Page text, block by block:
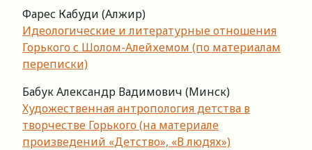
Фарес Кабуди (Алжир)
Идеологические и литературные отношения
Горького с Шолом-Алейхемом (по материалам
переписки)
Бабук Александр Вадимович (Минск)
Художественная антропология детства в
творчестве Горького (на материале
произведений «Детство», «В людях»)